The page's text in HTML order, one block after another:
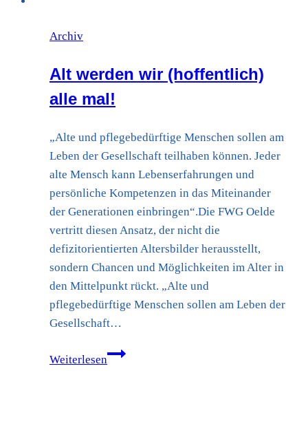
Archiv
Alt werden wir (hoffentlich)
alle mal!
„Alte und pflegebedürftige Menschen sollen am
Leben der Gesellschaft teilhaben können. Jeder
alte Mensch kann Lebenserfahrungen und
persönliche Kompetenzen in das Miteinander
der Generationen einbringen“.Die FWG Oelde
vertritt diesen Ansatz, der nicht die
defizitorientierten Altersbilder herausstellt,
sondern Chancen und Möglichkeiten im Alter in
den Mittelpunkt rückt. „Alte und
pflegebedürftige Menschen sollen am Leben der
Gesellschaft…
Weiterlesen
Alt